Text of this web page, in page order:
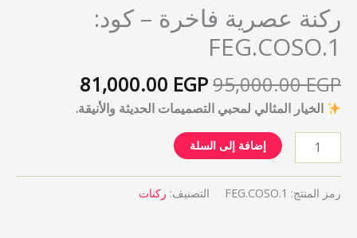
ركنة عصرية فاخرة – كود:
FEG.COSO.1
95,000.00EGP
81,000.00 EGP
الخيار المثالي لمحبي التصميمات الحديثة والأنيقة.
إضافة إلى السلة
رمز المنتج: FEG.COSO.1 التصنيف: ركنات